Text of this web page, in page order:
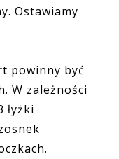
Ostawiamy
powinny być
W zależności
łyżki